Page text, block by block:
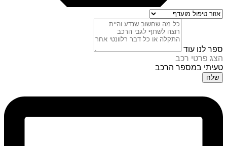
ספר לנו עוד
הצג פרטי רכב
טעיתי במספר הרכב
שלח